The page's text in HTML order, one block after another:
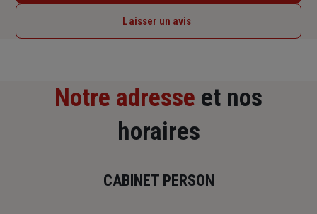
Laisser un avis
Notre adresse et nos
horaires
CABINET PERSON